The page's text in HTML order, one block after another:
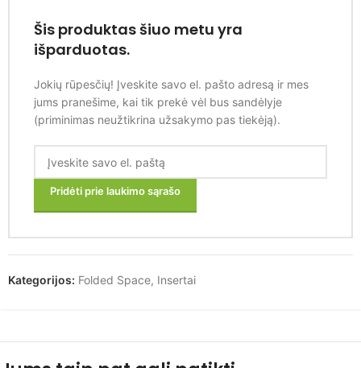
Šis produktas šiuo metu yra
išparduotas.
Jokių rūpesčių! Įveskite savo el. pašto adresą ir mes
jums pranešime, kai tik prekė vėl bus sandėlyje
(priminimas neužtikrina užsakymo pas tiekėją).
Pridėti prie laukimo sąrašo
Kategorijos: Folded Space, Insertai